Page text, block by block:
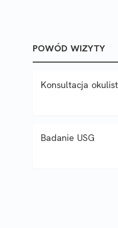
POWÓD WIZYTY
Konsultacja
Badanie USG